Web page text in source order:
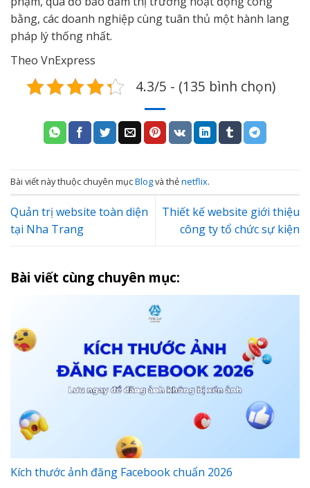
bằng, các doanh nghiệp cùng tuân thủ một hành lang
pháp lý thống nhất.
Theo VnExpress
4.3/5 - (135 bình chọn)
Bài viết này thuộc chuyên mụcBlogvà thẻnetflix.
Quản trị website toàn diện
tại Nha Trang
Thiết kế website giới thiệu
công ty tổ chức sự kiện
Bài viết cùng chuyên mục:
Kích thước ảnh đăng Facebook chuẩn 2026